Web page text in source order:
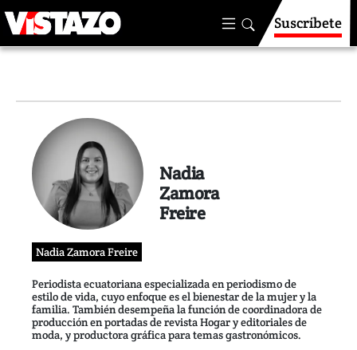
Suscríbete
Nadia
Zamora
Freire
Nadia Zamora Freire
Periodista ecuatoriana especializada en periodismo de
estilo de vida, cuyo enfoque es el bienestar de la mujer y la
familia. También desempeña la función de coordinadora de
producción en portadas de revista Hogar y editoriales de
moda, y productora gráfica para temas gastronómicos.